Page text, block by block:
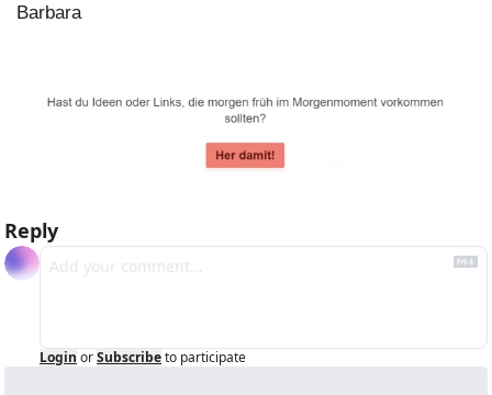
Barbara
Reply
Login orSubscribeto participate